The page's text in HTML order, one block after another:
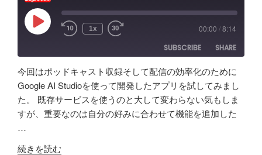
な
返
り"
の
イ
デ
ィ
ン
グ"
の
ス
術
と
可
能
性
「Fish
ャ
が
５
年
か
け
て
Play
Episode 1x 00:00 /8:14
SUBSCRIBE
SHARE
Amazon
Apple Podcasts
RSS
Spotify
RSS FEED
SHARE
LINK
今回はポッドキャスト収録そして配信の効率化のために
Google AI Studioを使って開発したアプリを試してみまし
た。 既存サービスを使うのと大して変わらない気もしま
すが、重要なのは自分の好みに合わせて機能を追加した
…
"【自
続きを読む